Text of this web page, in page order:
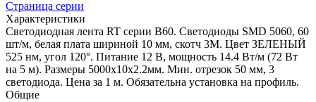
Страница серии
Характеристики
Светодиодная лента RT серии B60. Светодиоды SMD 5060, 60
шт/м, белая плата шириной 10 мм, скотч 3M. Цвет ЗЕЛЕНЫЙ
525 нм, угол 120°. Питание 12 В, мощность 14.4 Вт/м (72 Вт
на 5 м). Размеры 5000x10x2.2мм. Мин. отрезок 50 мм, 3
светодиода. Цена за 1 м. Обязательна установка на профиль.
Общие